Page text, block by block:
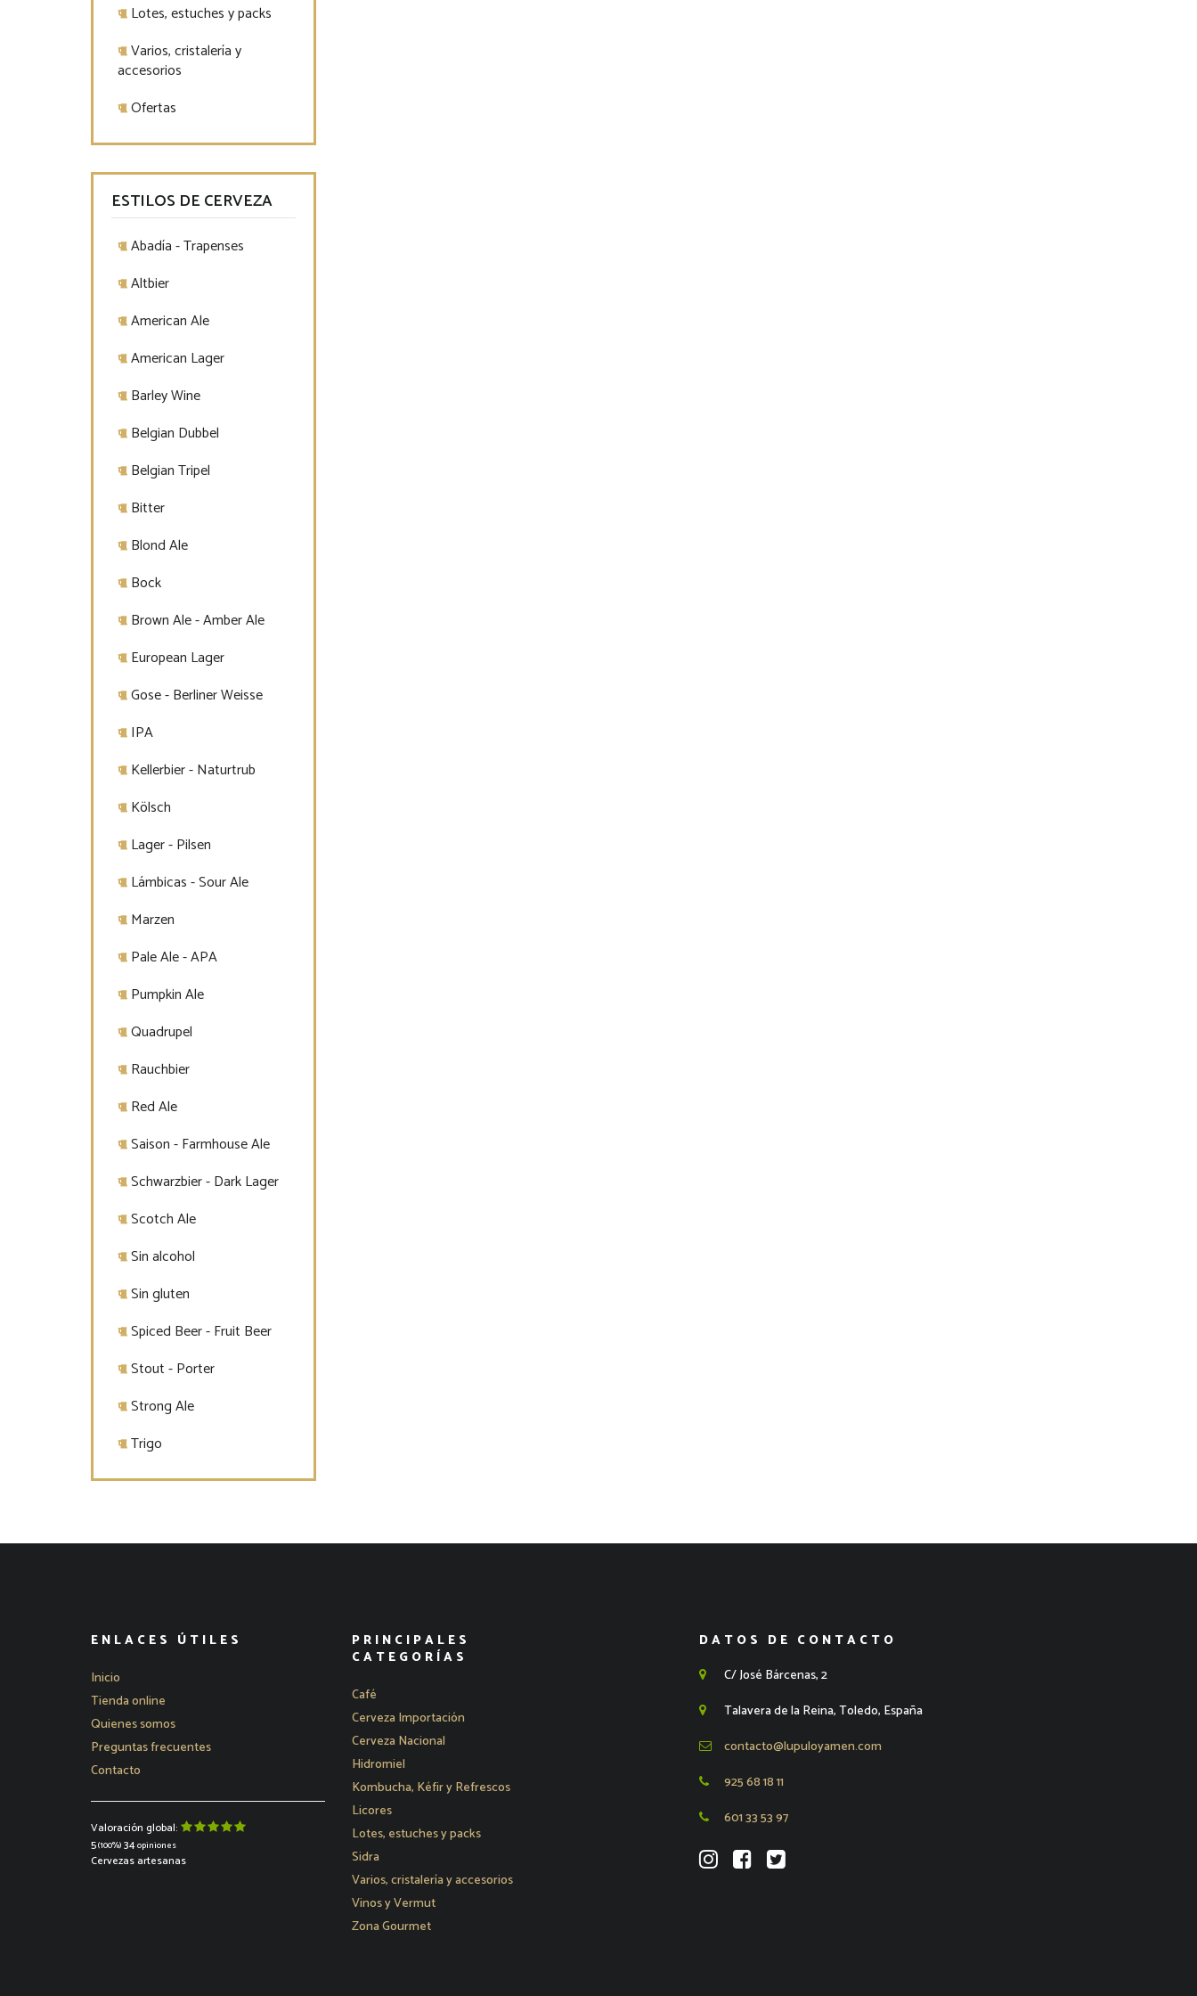
Lotes, estuches y packs
Varios, cristalería y
accesorios
Ofertas
ESTILOS DE CERVEZA
Abadía - Trapenses
Altbier
American Ale
American Lager
Barley Wine
Belgian Dubbel
Belgian Tripel
Bitter
Blond Ale
Bock
Brown Ale - Amber Ale
European Lager
Gose - Berliner Weisse
IPA
Kellerbier - Naturtrub
Kölsch
Lager - Pilsen
Lámbicas - Sour Ale
Marzen
Pale Ale - APA
Pumpkin Ale
Quadrupel
Rauchbier
Red Ale
Saison - Farmhouse Ale
Schwarzbier - Dark Lager
Scotch Ale
Sin alcohol
Sin gluten
Spiced Beer - Fruit Beer
Stout - Porter
Strong Ale
Trigo
ENLACES ÚTILES
Inicio
Tienda online
Quienes somos
Preguntas frecuentes
Contacto
Valoración global:
5(100%)34opiniones
Cervezas artesanas
PRINCIPALES
CATEGORÍAS
Café
Cerveza Importación
Cerveza Nacional
Hidromiel
Kombucha, Kéfir y Refrescos
Licores
Lotes, estuches y packs
Sidra
Varios, cristalería y accesorios
Vinos y Vermut
Zona Gourmet
DATOS DE CONTACTO
C/ José Bárcenas, 2
Talavera de la Reina, Toledo, España
contacto@lupuloyamen.com
925 68 18 11
601 33 53 97